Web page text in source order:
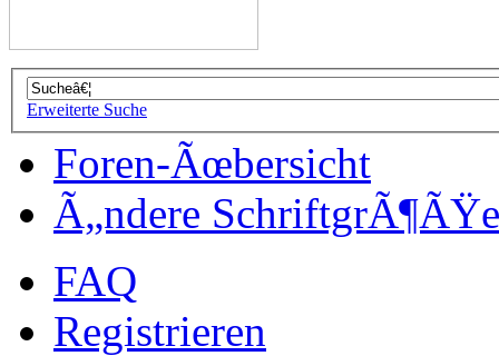
Erweiterte Suche
Foren-Ãœbersicht
Ã„ndere SchriftgrÃ¶ÃŸe
FAQ
Registrieren